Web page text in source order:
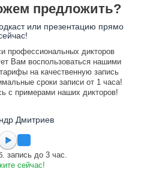
предложить?
или презентацию прямо
профессиональных дикторов
Вам воспользоваться нашими
на качественную запись
сроки записи от 1 часа!
с примерами наших дикторов!
Дмитриев
запись до 3 час.
сейчас!